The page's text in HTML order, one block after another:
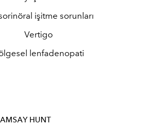
işitme sorunları
Vertigo
lenfadenopati
HUNT